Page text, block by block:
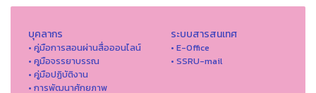
บุคลากร
• คู่มือการสอนผ่านสื่อออนไลน์
• คูมือจรรยาบรรณ
• คู่มือปฏิบัติงาน
• การพัฒนาศักยภาพ
ระบบสารสนเทศ
• E-Office
• SSRU-mail